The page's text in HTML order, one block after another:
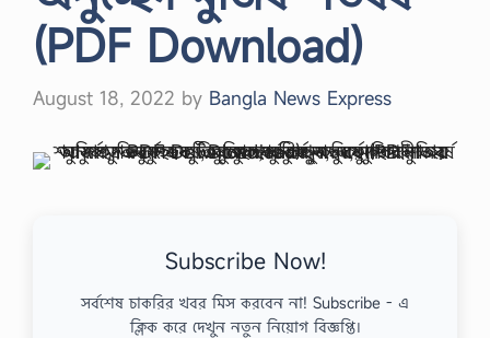
(PDF Download)
August 18, 2022 by Bangla News Express
Subscribe Now!
সর্বশেষ চাকরির খবর মিস করবেন না! Subscribe - এ
ক্লিক করে দেখুন নতুন নিয়োগ বিজ্ঞপ্তি।